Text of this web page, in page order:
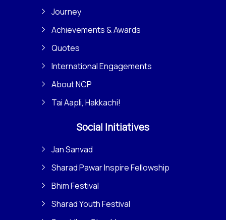
Journey
Achievements & Awards
Quotes
International Engagements
About NCP
Tai Aapli, Hakkachi!
Social Initiatives
Jan Sanvad
Sharad Pawar Inspire Fellowship
Bhim Festival
Sharad Youth Festival